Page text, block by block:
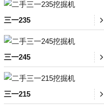
三一235
三一245
三一215